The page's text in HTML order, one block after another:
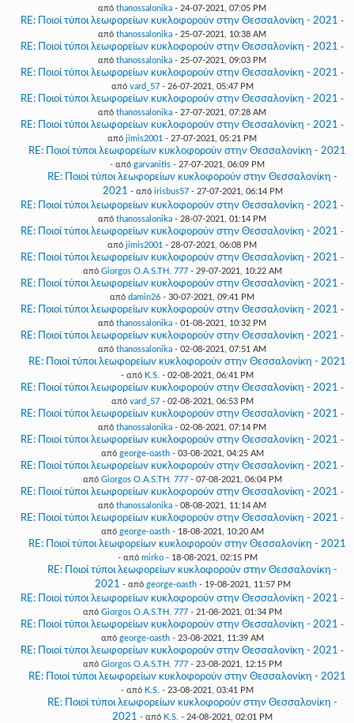
από thanossalonika - 24-07-2021, 07:05 PM
RE: Ποιοί τύποι λεωφορείων κυκλοφορούν στην Θεσσαλονίκη - 2021 -
από thanossalonika - 25-07-2021, 10:38 AM
RE: Ποιοί τύποι λεωφορείων κυκλοφορούν στην Θεσσαλονίκη - 2021 -
από thanossalonika - 25-07-2021, 09:03 PM
RE: Ποιοί τύποι λεωφορείων κυκλοφορούν στην Θεσσαλονίκη - 2021 -
από vard_57- 26-07-2021, 05:47 PM
RE: Ποιοί τύποι λεωφορείων κυκλοφορούν στην Θεσσαλονίκη - 2021 -
από thanossalonika - 27-07-2021, 07:28 AM
RE: Ποιοί τύποι λεωφορείων κυκλοφορούν στην Θεσσαλονίκη - 2021 -
από jimis2001 - 27-07-2021, 05:21 PM
RE: Ποιοί τύποι λεωφορείων κυκλοφορούν στην Θεσσαλονίκη - 2021
- από garvanitis - 27-07-2021, 06:09 PM
RE: Ποιοί τύποι λεωφορείων κυκλοφορούν στην Θεσσαλονίκη -
2021 - από irisbus57- 27-07-2021, 06:14 PM
RE: Ποιοί τύποι λεωφορείων κυκλοφορούν στην Θεσσαλονίκη - 2021 -
από thanossalonika - 28-07-2021, 01:14 PM
RE: Ποιοί τύποι λεωφορείων κυκλοφορούν στην Θεσσαλονίκη - 2021 -
από jimis2001 - 28-07-2021, 06:08 PM
RE: Ποιοί τύποι λεωφορείων κυκλοφορούν στην Θεσσαλονίκη - 2021 -
από Giorgos O.A.S.TH. 777- 29-07-2021, 10:22 AM
RE: Ποιοί τύποι λεωφορείων κυκλοφορούν στην Θεσσαλονίκη - 2021 -
από damin26 - 30-07-2021, 09:41 PM
RE: Ποιοί τύποι λεωφορείων κυκλοφορούν στην Θεσσαλονίκη - 2021 -
από thanossalonika - 01-08-2021, 10:32 PM
RE: Ποιοί τύποι λεωφορείων κυκλοφορούν στην Θεσσαλονίκη - 2021 -
από thanossalonika - 02-08-2021, 07:51 AM
RE: Ποιοί τύποι λεωφορείων κυκλοφορούν στην Θεσσαλονίκη - 2021
- από K.S. - 02-08-2021, 06:41 PM
RE: Ποιοί τύποι λεωφορείων κυκλοφορούν στην Θεσσαλονίκη - 2021 -
από vard_57- 02-08-2021, 06:53 PM
RE: Ποιοί τύποι λεωφορείων κυκλοφορούν στην Θεσσαλονίκη - 2021 -
από thanossalonika - 02-08-2021, 07:14 PM
RE: Ποιοί τύποι λεωφορείων κυκλοφορούν στην Θεσσαλονίκη - 2021 -
από george-oasth- 03-08-2021, 04:25 AM
RE: Ποιοί τύποι λεωφορείων κυκλοφορούν στην Θεσσαλονίκη - 2021 -
από Giorgos O.A.S.TH. 777- 07-08-2021, 06:04 PM
RE: Ποιοί τύποι λεωφορείων κυκλοφορούν στην Θεσσαλονίκη - 2021 -
από thanossalonika - 08-08-2021, 11:14 AM
RE: Ποιοί τύποι λεωφορείων κυκλοφορούν στην Θεσσαλονίκη - 2021 -
από george-oasth- 18-08-2021, 10:20 AM
RE: Ποιοί τύποι λεωφορείων κυκλοφορούν στην Θεσσαλονίκη - 2021
- από mirko- 18-08-2021, 02:15 PM
RE: Ποιοί τύποι λεωφορείων κυκλοφορούν στην Θεσσαλονίκη -
2021 - από george-oasth- 19-08-2021, 11:57 PM
RE: Ποιοί τύποι λεωφορείων κυκλοφορούν στην Θεσσαλονίκη - 2021 -
από Giorgos O.A.S.TH. 777- 21-08-2021, 01:34 PM
RE: Ποιοί τύποι λεωφορείων κυκλοφορούν στην Θεσσαλονίκη - 2021 -
από george-oasth- 23-08-2021, 11:39 AM
RE: Ποιοί τύποι λεωφορείων κυκλοφορούν στην Θεσσαλονίκη - 2021 -
από Giorgos O.A.S.TH. 777- 23-08-2021, 12:15 PM
RE: Ποιοί τύποι λεωφορείων κυκλοφορούν στην Θεσσαλονίκη - 2021
- από K.S. - 23-08-2021, 03:41 PM
RE: Ποιοί τύποι λεωφορείων κυκλοφορούν στην Θεσσαλονίκη -
2021 - από K.S. - 24-08-2021, 02:01 PM